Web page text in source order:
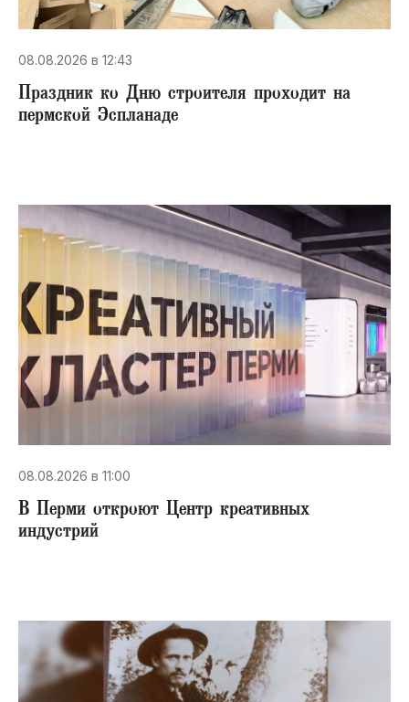
08.08.2026 в 12:43
Праздник ко Дню строителя проходит на
пермской Эспланаде
08.08.2026 в 11:00
В Перми откроют Центр креативных
индустрий